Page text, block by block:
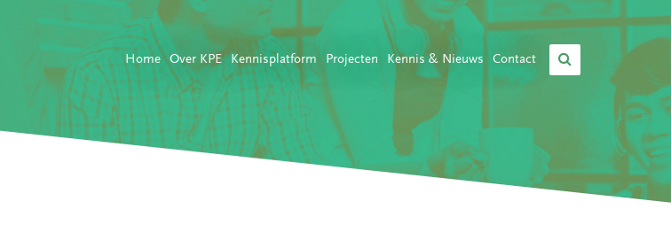
Home Over KPE Kennisplatform Projecten Kennis & Nieuws Contact